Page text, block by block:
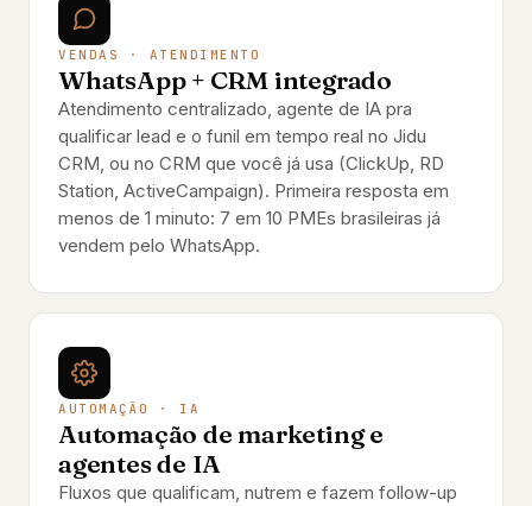
VENDAS · ATENDIMENTO
WhatsApp + CRM integrado
Atendimento centralizado, agente de IA pra
qualificar lead e o funil em tempo real no Jidu
CRM, ou no CRM que você já usa (ClickUp, RD
Station, ActiveCampaign). Primeira resposta em
menos de 1 minuto: 7 em 10 PMEs brasileiras já
vendem pelo WhatsApp.
AUTOMAÇÃO · IA
Automação de marketing e
agentes de IA
Fluxos que qualificam, nutrem e fazem follow-up